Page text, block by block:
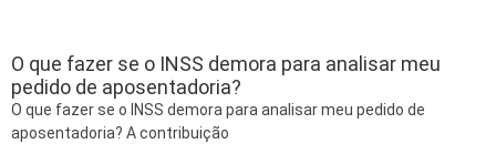
O que fazer se o INSS demora para analisar meu
pedido de aposentadoria?
O que fazer se o INSS demora para analisar meu pedido de
aposentadoria? A contribuição